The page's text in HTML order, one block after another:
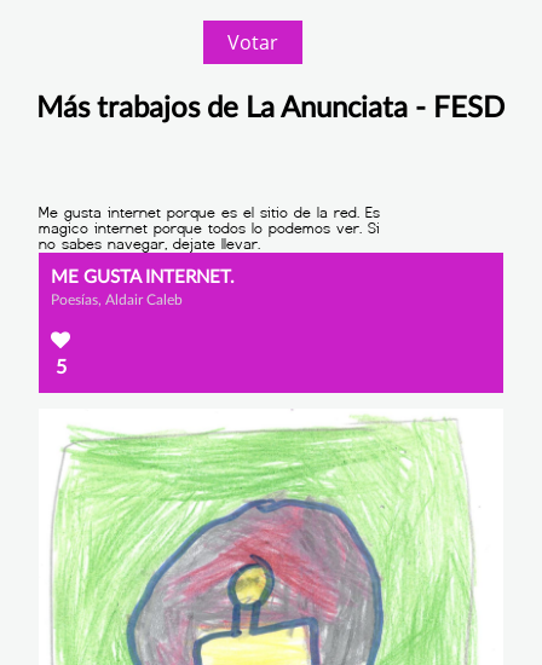
Votar
Más trabajos de La Anunciata - FESD
ME GUSTA INTERNET.
Poesías, Aldair Caleb
5